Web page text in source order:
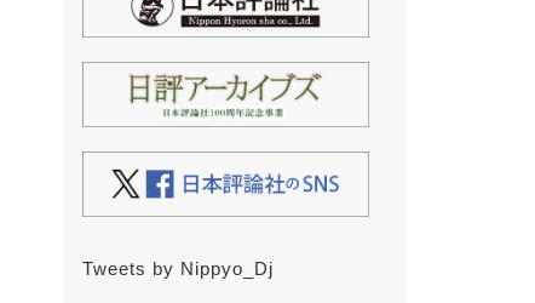
Tweets by Nippyo_Dj